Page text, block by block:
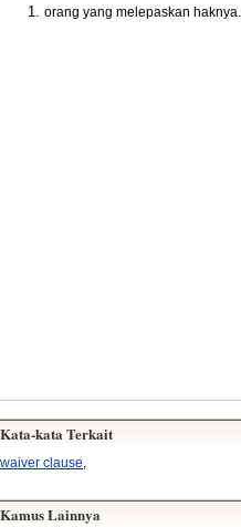
orang yang melepaskan haknya.
Kata-kata Terkait
waiver clause
Kamus Lainnya